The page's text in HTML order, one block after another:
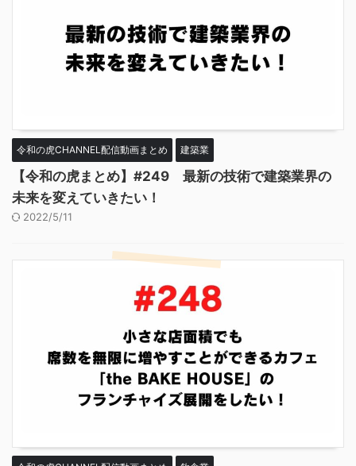
令和の虎CHANNEL配信動画まとめ 建築業
【令和の虎まとめ】#249 最新の技術で建築業界の
未来を変えていきたい！
2022/5/11